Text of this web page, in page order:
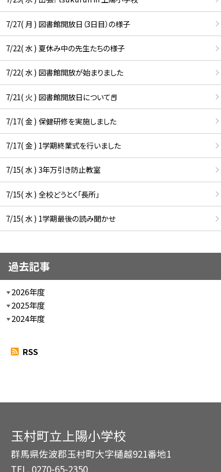
7/27( 月 ) 図書館開放日（3日目）の様子
7/22( 水 ) 夏休み中の先生たちの様子
7/22( 水 ) 図書館開放が始まりました
7/21( 火 ) 図書館開放日について📕
7/17( 金 ) 保健研修を実施しました
7/17( 金 ) 1学期終業式を行いました
7/15( 水 ) 3年万引き防止教室
7/15( 水 ) 全校どうとく「長所」
7/15( 水 ) 1学期最後の読み聞かせ
過去記事
2026年度
2025年度
2024年度
RSS
玉村町立上陽小学校
群馬県佐波郡玉村町大字樋越921番地1
TEL. 0270-65-2350